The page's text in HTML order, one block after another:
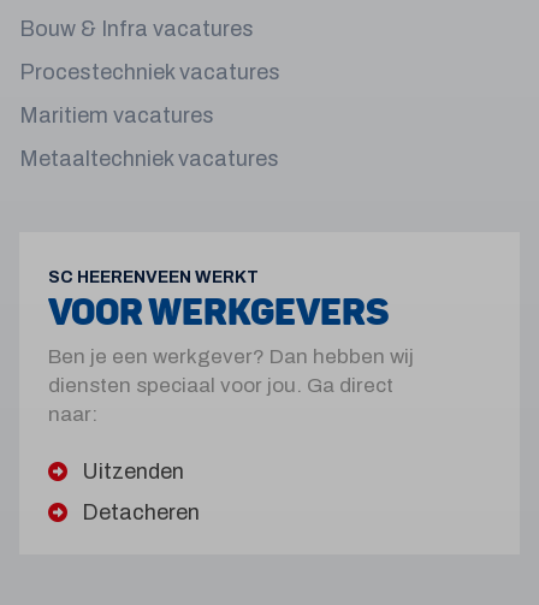
Bouw & Infra vacatures
Procestechniek vacatures
Maritiem vacatures
Metaaltechniek vacatures
SC HEERENVEEN WERKT
VOOR WERKGEVERS
Ben je een werkgever? Dan hebben wij
diensten speciaal voor jou. Ga direct
naar:
Uitzenden
Detacheren